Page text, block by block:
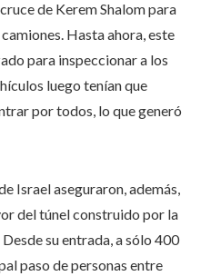
de Kerem Shalom para
Hasta ahora, este
para inspeccionar a los
luego tenían que
por todos, lo que generó
Israel aseguraron, además,
del túnel construido por la
su entrada, a sólo 400
paso de personas entre